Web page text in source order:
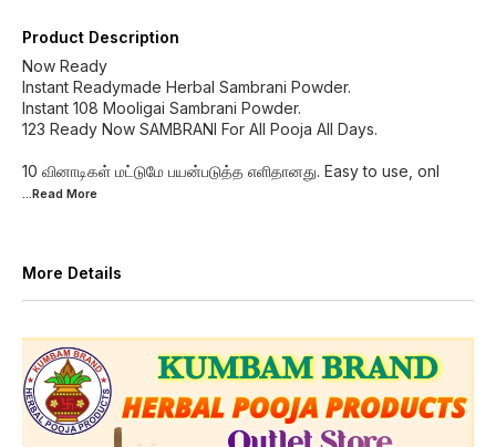
Product Description
Now Ready
Instant Readymade Herbal Sambrani Powder.
Instant 108 Mooligai Sambrani Powder.
123 Ready Now SAMBRANI For All Pooja All Days.
10 வினாடிகள் மட்டுமே பயன்படுத்த எளிதானது. Easy to use, onl
...Read More
More Details